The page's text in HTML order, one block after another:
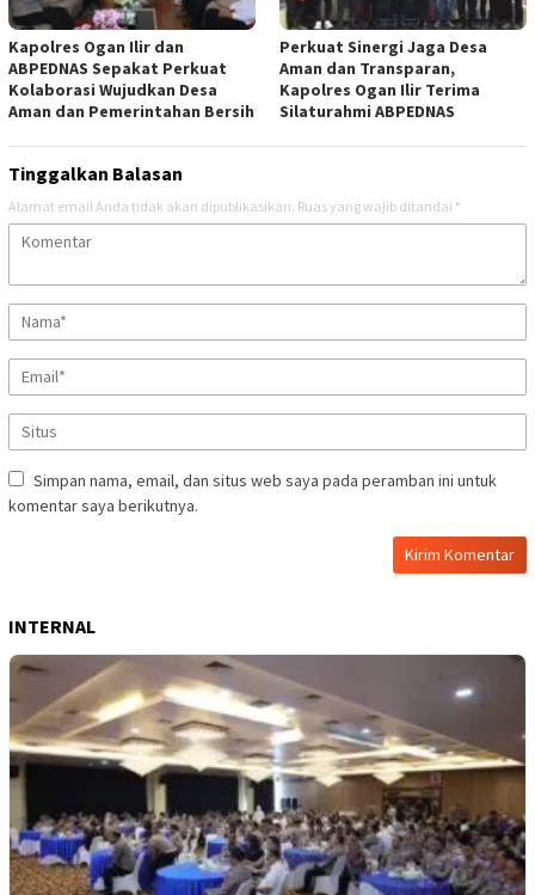
Kapolres Ogan Ilir dan
ABPEDNAS Sepakat Perkuat
Kolaborasi Wujudkan Desa
Aman dan Pemerintahan Bersih
Perkuat Sinergi Jaga Desa
Aman dan Transparan,
Kapolres Ogan Ilir Terima
Silaturahmi ABPEDNAS
Tinggalkan Balasan
Alamat email Anda tidak akan dipublikasikan. Ruas yang wajib ditandai *
Simpan nama, email, dan situs web saya pada peramban ini untuk
komentar saya berikutnya.
INTERNAL